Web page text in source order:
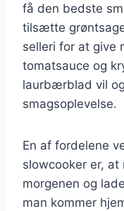
få den bedste
tilsætte
selleri for at give
tomatsauce og
laurbærblad vil
smagsoplevelse.
En af fordelene
slowcooker er,
morgenen og
man kommer